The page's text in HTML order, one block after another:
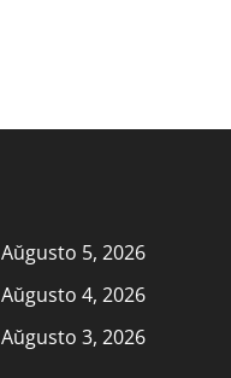
Aŭgusto 5, 2026
Aŭgusto 4, 2026
Aŭgusto 3, 2026